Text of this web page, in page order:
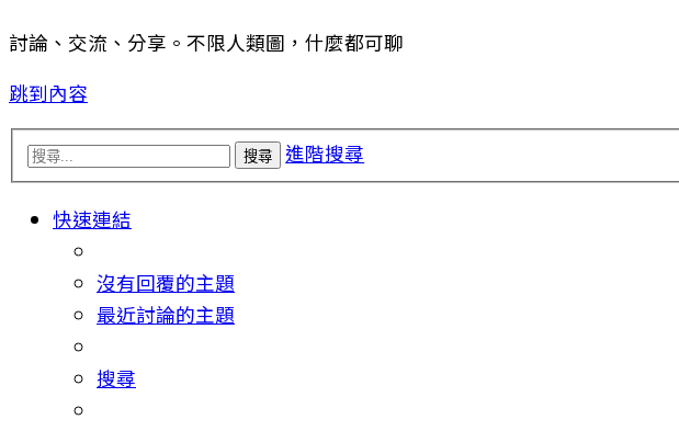
討論、交流、分享。不限人類圖，什麼都可聊
跳到內容
搜尋 進階搜尋
快速連結
沒有回覆的主題
最近討論的主題
搜尋